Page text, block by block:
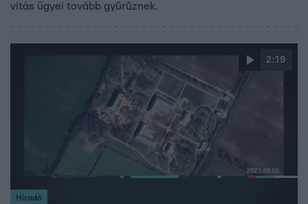
vitás ügyei tovább gyűrűznek.
2:19
Híradó